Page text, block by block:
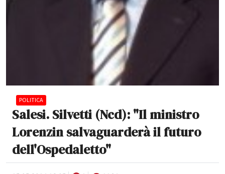
POLITICA
Salesi. Silvetti (Ncd): "Il ministro
Lorenzin salvaguarderà il futuro
dell'Ospedaletto"